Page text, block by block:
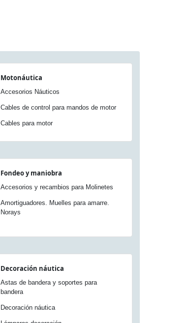
Motonáutica
Accesorios Náuticos
Cables de control para mandos de motor
Cables para motor
Fondeo y maniobra
Accesorios y recambios para Molinetes
Amortiguadores. Muelles para amarre.
Norays
Decoración náutica
Astas de bandera y soportes para
bandera
Decoración náutica